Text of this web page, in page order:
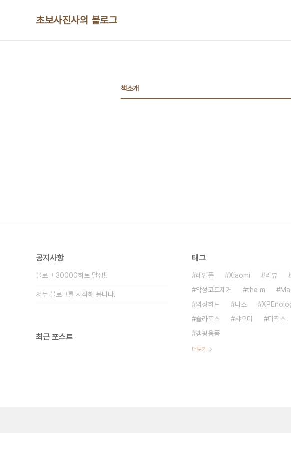
초보사진사의 블로그
책소개
공지사항
블로그 30000히트 달성!!
저두 블로그를 시작해 봅니다.
최근 포스트
태그
레인폰 Xiaomi 리뷰
악성코드제거
the m
외장하드
나스
솔라포스
샤오미 디직스
캠핑용품
더보기